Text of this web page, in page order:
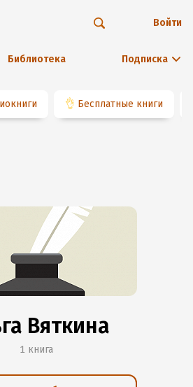
Библиотека Подписка
Войти
👌 Бесплатные книги
Вяткина
1 книга